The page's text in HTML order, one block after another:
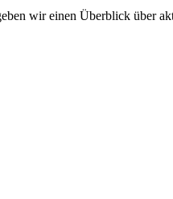
wir einen Überblick über